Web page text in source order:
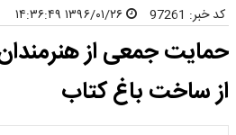
کد خبر: 97261
حمایت جمعی از
از ساخت باغ کتاب